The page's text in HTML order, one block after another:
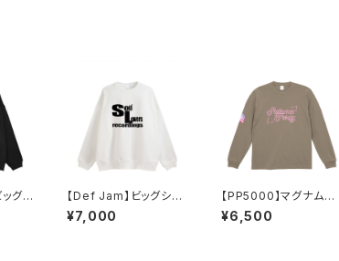
グシ
【Def Jam】ビッグシル
エット 裏パイル スウェッ
ト（ホワイト）
¥7,000
【PP5000】マグナムウ
ェイト ビッグシルエット
ロングスリーブ（アシッ
¥6,500